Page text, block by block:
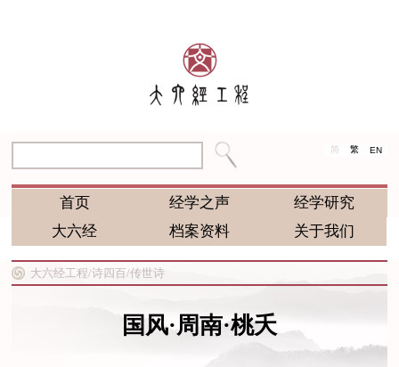
简 繁 EN
首页 经学之声
经学研究
大六经
档案资料 关于我们
大六经工程/诗四百/传世诗
国风·周南·桃夭